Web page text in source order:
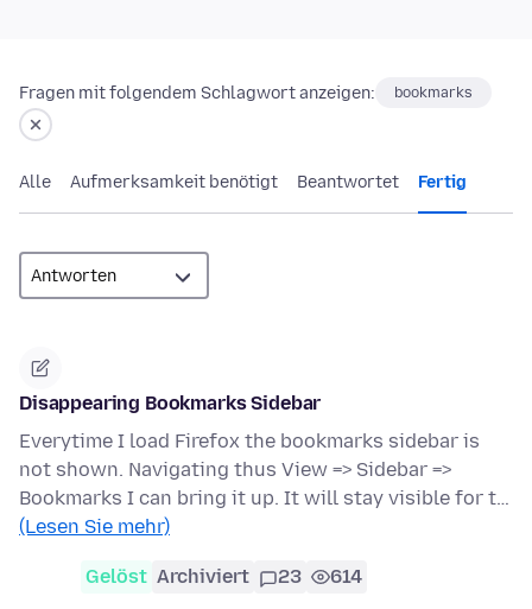
Fragen mit folgendem Schlagwort anzeigen: bookmarks
Alle Aufmerksamkeit benötigt Beantwortet Fertig
Disappearing Bookmarks Sidebar
Everytime I load Firefox the bookmarks sidebar is
not shown. Navigating thus View => Sidebar =>
Bookmarks I can bring it up. It will stay visible for t…
(Lesen Sie mehr)
Gelöst Archiviert 23 614